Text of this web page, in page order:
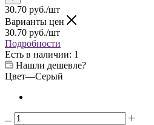
30.70 руб./шт
Варианты цен
30.70 руб./шт
Подробности
Есть в наличии: 1
Нашли дешевле?
Цвет—Серый